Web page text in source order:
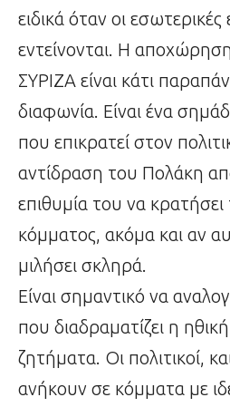
ειδικά όταν οι εσωτερικές
εντείνονται. Η
ΣΥΡΙΖΑ είναι κάτι
διαφωνία. Είναι ένα
που επικρατεί στον
αντίδραση του Πολάκη
επιθυμία του να
κόμματος, ακόμα και αν
μιλήσει σκληρά.
Είναι σημαντικό να
που διαδραματίζει η
ζητήματα. Οι πολιτικοί,
ανήκουν σε κόμματα με